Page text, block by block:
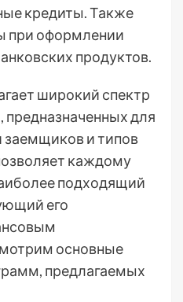
кредиты. Также
при оформлении
продуктов.
широкий спектр
для
заемщиков и типов
каждому
подходящий
его
основные
предлагаемых